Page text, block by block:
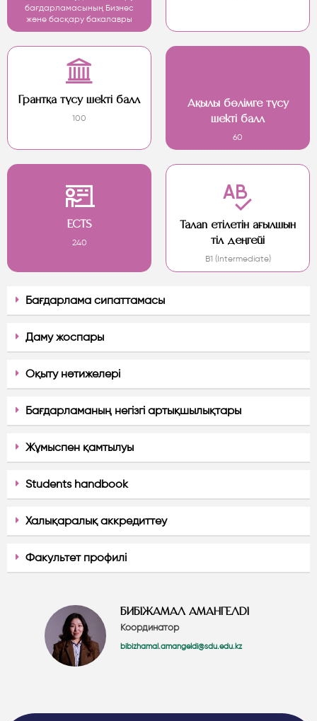
бағдарламасының Бизнес
және басқару бакалавры
Грантқа түсу шекті балл
100
Ақылы бөлімге түсу
шекті балл
60
ECTS
240
Талап етілетін ағылшын
тіл деңгейі
B1 (Intermediate)
Бағдарлама сипаттамасы
Даму жоспары
Оқыту нәтижелері
Бағдарламаның негізгі артықшылықтары
Жұмыспен қамтылуы
Students handbook
Халықаралық аккредиттеу
Факультет профилі
БИБІЖАМАЛ АМАНГЕЛДІ
Координатор
bibizhamal.amangeldi@sdu.edu.kz